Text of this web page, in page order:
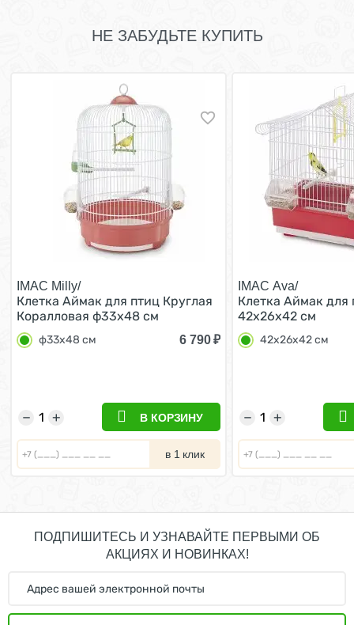
НЕ ЗАБУДЬТЕ КУПИТЬ
IMAC Milly/
Клетка Аймак для птиц Круглая
Коралловая ф33х48 см
ф33х48 см 6 790₽
+
− В КОРЗИНУ
в 1 клик
IMAC Ava/
Клетка Аймак для
42х26х42 см
42х26х42 см
+
−
ПОДПИШИТЕСЬ И УЗНАВАЙТЕ ПЕРВЫМИ ОБ
АКЦИЯХ И НОВИНКАХ!